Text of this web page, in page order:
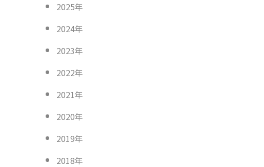
2025年
2024年
2023年
2022年
2021年
2020年
2019年
2018年